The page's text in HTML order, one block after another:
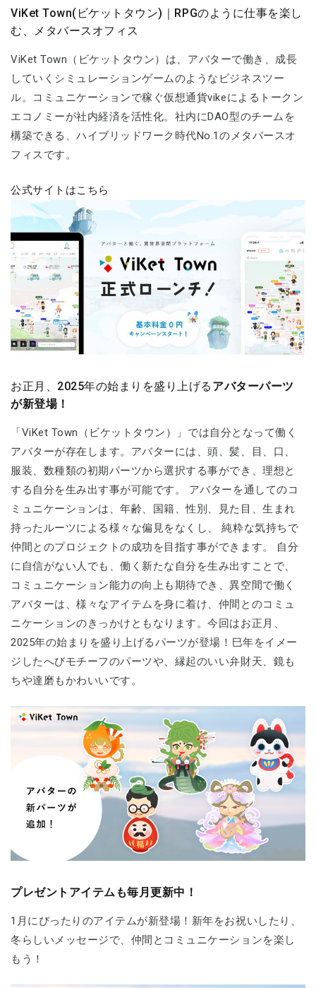
ViKet Town(ビケットタウン)｜RPGのように仕事を楽し
む、メタバースオフィス
ViKet Town（ビケットタウン）は、アバターで働き、成長
していくシミュレーションゲームのようなビジネスツー
ル。コミュニケーションで稼ぐ仮想通貨vikeによるトークン
エコノミーが社内経済を活性化。社内にDAO型のチームを
構築できる、ハイブリッドワーク時代No.1のメタバースオ
フィスです。
公式サイトはこちら
お正月、2025年の始まりを盛り上げる アバターパーツ
が新登場！
「ViKet Town（ビケットタウン）」では自分となって働く
アバターが存在します。アバターには、頭、髪、目、口、
服装、数種類の初期パーツから選択する事ができ、理想と
する自分を生み出す事が可能です。 アバターを通してのコ
ミュニケーションは、年齢、国籍、性別、見た目、生まれ
持ったルーツによる様々な偏見をなくし、 純粋な気持ちで
仲間とのプロジェクトの成功を目指す事ができます。 自分
に自信がない人でも、働く新たな自分を生み出すことで、
コミュニケーション能力の向上も期待でき、異空間で働く
アバターは、様々なアイテムを身に着け、仲間とのコミュ
ニケーションのきっかけともなります。今回はお正月、
2025年の始まりを盛り上げるパーツが登場！巳年をイメー
ジしたへびモチーフのパーツや、縁起のいい弁財天、鏡も
ちや達磨もかわいいです。
プレゼントアイテムも毎月更新中！
1月にぴったりのアイテムが新登場！新年をお祝いしたり、
冬らしいメッセージで、仲間とコミュニケーションを楽し
もう！